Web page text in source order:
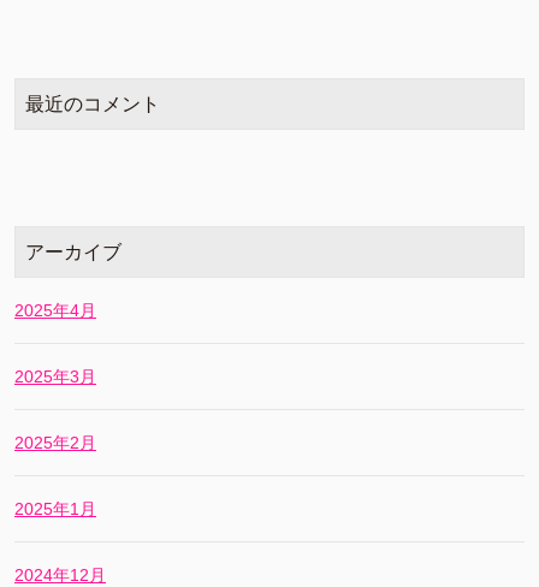
最近のコメント
アーカイブ
2025年4月
2025年3月
2025年2月
2025年1月
2024年12月